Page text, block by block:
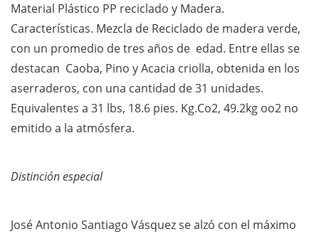
Material Plástico PP reciclado y Madera.
Características. Mezcla de Reciclado de madera verde,
con un promedio de tres años de edad. Entre ellas se
destacan Caoba, Pino y Acacia criolla, obtenida en los
aserraderos, con una cantidad de 31 unidades.
Equivalentes a 31 lbs, 18.6 pies. Kg.Co2, 49.2kg oo2 no
emitido a la atmósfera.
Distinción especial
José Antonio Santiago Vásquez se alzó con el máximo